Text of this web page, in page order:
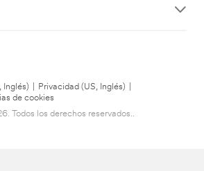
Inglés) Privacidad (US, Inglés)
de cookies
Todos los derechos reservados..